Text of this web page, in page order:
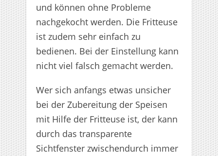
und können ohne Probleme
nachgekocht werden. Die Fritteuse
ist zudem sehr einfach zu
bedienen. Bei der Einstellung kann
nicht viel falsch gemacht werden.
Wer sich anfangs etwas unsicher
bei der Zubereitung der Speisen
mit Hilfe der Fritteuse ist, der kann
durch das transparente
Sichtfenster zwischendurch immer